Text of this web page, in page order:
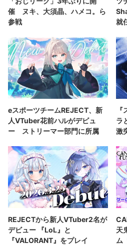
催 ヌキ、大須晶、ハメコ。ら
参戦
就
eスポーツチームREJECT、新
人VTuber花前ハルがデビュ
ー ストリーマー部門に所属
ラ
激
REJECTから新人VTuber2名が
デビュー 『LoL』と
『VALORANT』をプレイ
天
ム